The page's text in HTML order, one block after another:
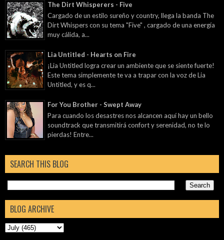
The Dirt Whisperers - Five
Cargado de un estilo sureño y country, llega la banda The
Dirt Whispers con su tema "Five" , cargado de una energía
muy cálida, a...
Lia Untitled - Hearts on Fire
¡Lia Untitled logra crear un ambiente que se siente fuerte!
Este tema simplemente te va a trapar con la voz de Lia
Untitled, y es q...
For You Brother - Swept Away
Para cuando los desastres nos alcancen aquí hay un bello
soundtrack que transmitirá confort y serenidad, no te lo
pierdas! Entre...
SEARCH THIS BLOG
BLOG ARCHIVE